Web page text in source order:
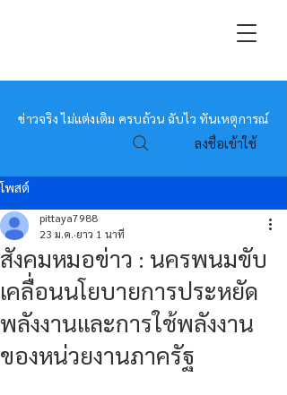
หมอข่าว
ข่าวจริง ไม่แต่งเติม ครบถ้วน ฉับไว ทันเหตุการณ์
ลงชื่อเข้าใช้
โพสต์
สังคมหมอข่าว : นครพนมขับ
เคลื่อนนโยบายการประหยัด
พลังงานและการใช้พลังงาน
ของหน่วยงานภาครัฐ
pittaya7988
23 ม.ค. ยาว 1 นาที